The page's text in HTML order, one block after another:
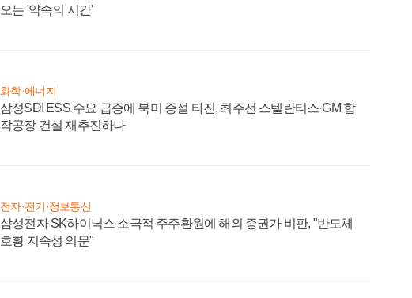
오는 '약속의 시간'
화학·에너지
삼성SDI ESS 수요 급증에 북미 증설 타진, 최주선 스텔란티스·GM 합
작공장 건설 재추진하나
전자·전기·정보통신
삼성전자 SK하이닉스 소극적 주주환원에 해외 증권가 비판, "반도체
호황 지속성 의문"